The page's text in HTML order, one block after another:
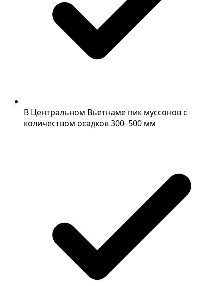
В Центральном Вьетнаме пик муссонов с
количеством осадков 300–500 мм